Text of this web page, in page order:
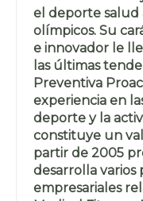
el deporte salud
olímpicos. Su
e innovador le
las últimas
Preventiva
experiencia en
deporte y la
constituye un
partir de 2005
desarrolla varios
empresariales